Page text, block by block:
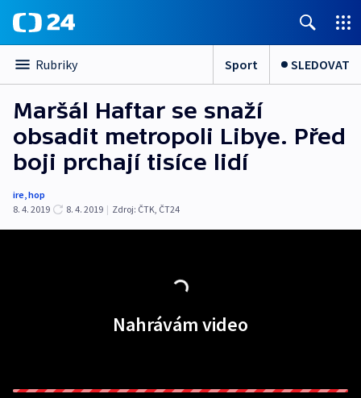
Rubriky Sport SLEDOVAT
Maršál Haftar se snaží
obsadit metropoli Libye. Před
boji prchají tisíce lidí
ire,hop
8. 4. 2019
8. 4. 2019 | Zdroj: ČTK, ČT24
Nahrávám video